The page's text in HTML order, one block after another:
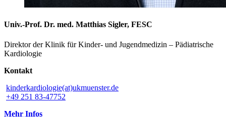
Univ.-Prof. Dr. med. Matthias Sigler, FESC
Direktor der Klinik für Kinder- und Jugendmedizin – Pädiatrische
Kardiologie
Kontakt
kinderkardiologie(at)ukmuenster.de
+49 251 83-47752
Mehr Infos